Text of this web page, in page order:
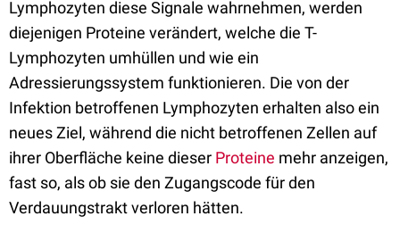
Lymphozyten diese Signale wahrnehmen, werden
diejenigen Proteine verändert, welche die T-
Lymphozyten umhüllen und wie ein
Adressierungssystem funktionieren. Die von der
Infektion betroffenen Lymphozyten erhalten also ein
neues Ziel, während die nicht betroffenen Zellen auf
ihrer Oberfläche keine dieser Proteine mehr anzeigen,
fast so, als ob sie den Zugangscode für den
Verdauungstrakt verloren hätten.